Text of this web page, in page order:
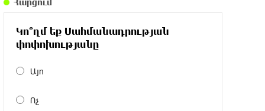
Ամենայն Հայոց Կաթողիկոսն ընդունեց
արգենտինահայ դպրոցականներին
Հարցում
Կո՞ղմ եք Սահմանադրության
փոփոխությանը
Այո
Ոչ